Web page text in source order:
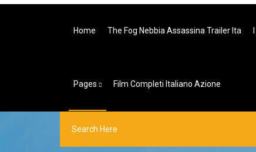
Home The Fog Nebbia Assassina Trailer Ita
Pages Film Completi Italiano Azione